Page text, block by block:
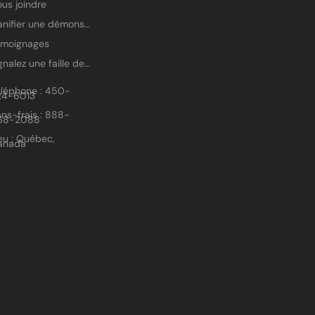
joindre
Planifier une démonstration
Signalez une faille de sécurité
: 450-
6013
frais : 888-
2088
: Québec,